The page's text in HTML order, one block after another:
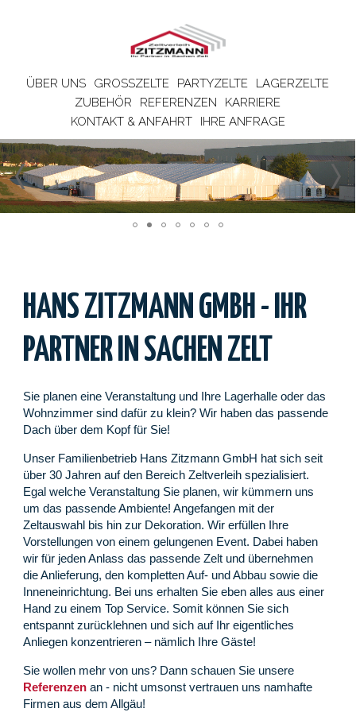
ÜBER UNS GROSSZELTE PARTYZELTE
LAGERZELTE
ZUBEHÖR
REFERENZEN
KARRIERE
KONTAKT & ANFAHRT
IHRE ANFRAGE
HANS ZITZMANN GMBH - IHR
PARTNER IN SACHEN ZELT
Sie planen eine Veranstaltung und Ihre Lagerhalle oder das
Wohnzimmer sind dafür zu klein? Wir haben das passende
Dach über dem Kopf für Sie!
Unser Familienbetrieb Hans Zitzmann GmbH hat sich seit
über 30 Jahren auf den Bereich Zeltverleih spezialisiert.
Egal welche Veranstaltung Sie planen, wir kümmern uns
um das passende Ambiente! Angefangen mit der
Zeltauswahl bis hin zur Dekoration. Wir erfüllen Ihre
Vorstellungen von einem gelungenen Event. Dabei haben
wir für jeden Anlass das passende Zelt und übernehmen
die Anlieferung, den kompletten Auf- und Abbau sowie die
Inneneinrichtung. Bei uns erhalten Sie eben alles aus einer
Hand zu einem Top Service. Somit können Sie sich
entspannt zurücklehnen und sich auf Ihr eigentliches
Anliegen konzentrieren – nämlich Ihre Gäste!
Sie wollen mehr von uns? Dann schauen Sie unsere
Referenzen an - nicht umsonst vertrauen uns namhafte
Firmen aus dem Allgäu!